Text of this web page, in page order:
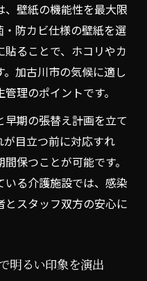
壁紙の機能性を最大限
防カビ仕様の壁紙を選
ることで、ホコリやカ
加古川市の気候に適し
理のポイントです。
期の張替え計画を立て
目立つ前に対応すれ
保つことが可能です。
る介護施設では、感染
スタッフ双方の安心に
明るい印象を演出